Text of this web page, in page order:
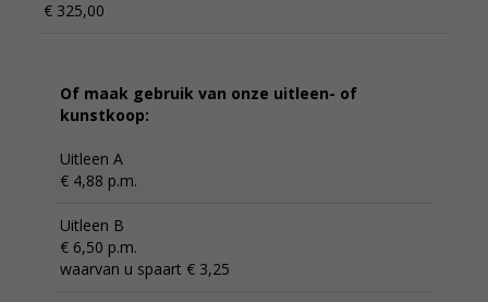
€ 325,00
Of maak gebruik van onze uitleen- of
kunstkoop:
Uitleen A
€ 4,88 p.m.
Uitleen B
€ 6,50 p.m.
waarvan u spaart € 3,25